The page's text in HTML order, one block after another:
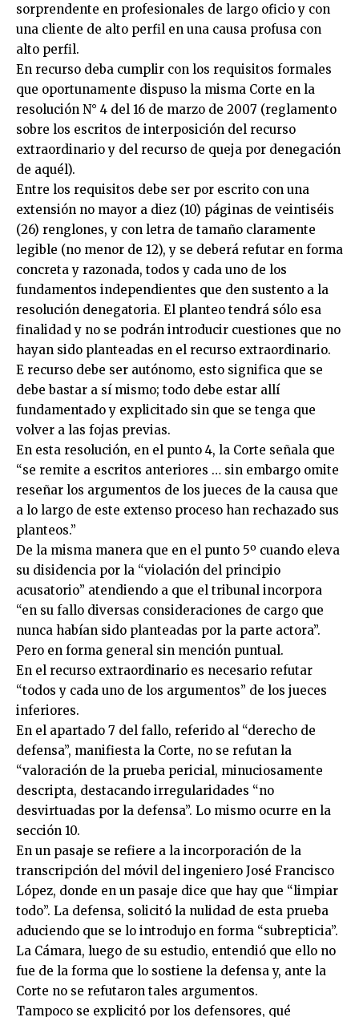
sorprendente en profesionales de largo oficio y con
una cliente de alto perfil en una causa profusa con
alto perfil.
En recurso deba cumplir con los requisitos formales
que oportunamente dispuso la misma Corte en la
resolución N° 4 del 16 de marzo de 2007 (reglamento
sobre los escritos de interposición del recurso
extraordinario y del recurso de queja por denegación
de aquél).
Entre los requisitos debe ser por escrito con una
extensión no mayor a diez (10) páginas de veintiséis
(26) renglones, y con letra de tamaño claramente
legible (no menor de 12), y se deberá refutar en forma
concreta y razonada, todos y cada uno de los
fundamentos independientes que den sustento a la
resolución denegatoria. El planteo tendrá sólo esa
finalidad y no se podrán introducir cuestiones que no
hayan sido planteadas en el recurso extraordinario.
E recurso debe ser autónomo, esto significa que se
debe bastar a sí mismo; todo debe estar allí
fundamentado y explicitado sin que se tenga que
volver a las fojas previas.
En esta resolución, en el punto 4, la Corte señala que
“se remite a escritos anteriores … sin embargo omite
reseñar los argumentos de los jueces de la causa que
a lo largo de este extenso proceso han rechazado sus
planteos.”
De la misma manera que en el punto 5º cuando eleva
su disidencia por la “violación del principio
acusatorio” atendiendo a que el tribunal incorpora
“en su fallo diversas consideraciones de cargo que
nunca habían sido planteadas por la parte actora”.
Pero en forma general sin mención puntual.
En el recurso extraordinario es necesario refutar
“todos y cada uno de los argumentos” de los jueces
inferiores.
En el apartado 7 del fallo, referido al “derecho de
defensa”, manifiesta la Corte, no se refutan la
“valoración de la prueba pericial, minuciosamente
descripta, destacando irregularidades “no
desvirtuadas por la defensa”. Lo mismo ocurre en la
sección 10.
En un pasaje se refiere a la incorporación de la
transcripción del móvil del ingeniero José Francisco
López, donde en un pasaje dice que hay que “limpiar
todo”. La defensa, solicitó la nulidad de esta prueba
aduciendo que se lo introdujo en forma “subrepticia”.
La Cámara, luego de su estudio, entendió que ello no
fue de la forma que lo sostiene la defensa y, ante la
Corte no se refutaron tales argumentos.
Tampoco se explicitó por los defensores, qué